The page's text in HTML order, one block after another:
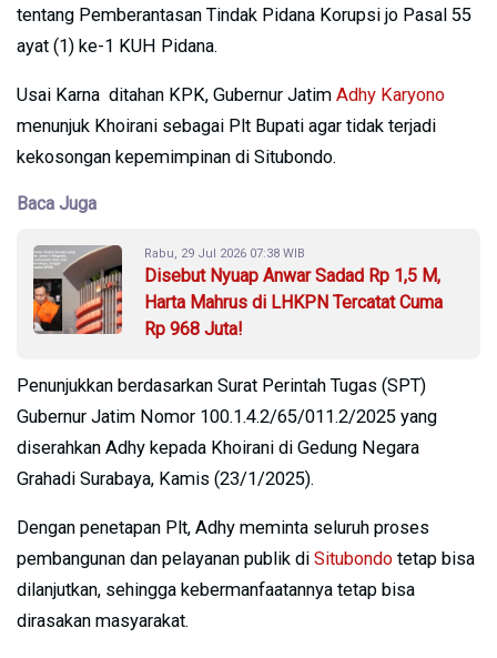
tentang Pemberantasan Tindak Pidana Korupsi jo Pasal 55
ayat (1) ke-1 KUH Pidana.
Usai Karna ditahan KPK, Gubernur Jatim Adhy Karyono
menunjuk Khoirani sebagai Plt Bupati agar tidak terjadi
kekosongan kepemimpinan di Situbondo.
Baca Juga
Rabu, 29 Jul 2026 07:38 WIB
Disebut Nyuap Anwar Sadad Rp 1,5 M,
Harta Mahrus di LHKPN Tercatat Cuma
Rp 968 Juta!
Penunjukkan berdasarkan Surat Perintah Tugas (SPT)
Gubernur Jatim Nomor 100.1.4.2/65/011.2/2025 yang
diserahkan Adhy kepada Khoirani di Gedung Negara
Grahadi Surabaya, Kamis (23/1/2025).
Dengan penetapan Plt, Adhy meminta seluruh proses
pembangunan dan pelayanan publik di Situbondo tetap bisa
dilanjutkan, sehingga kebermanfaatannya tetap bisa
dirasakan masyarakat.